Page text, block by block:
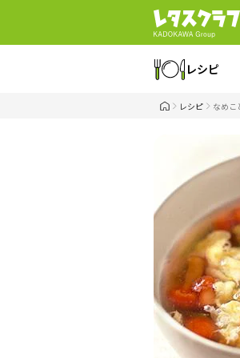
レシピ
レシピ なめこ